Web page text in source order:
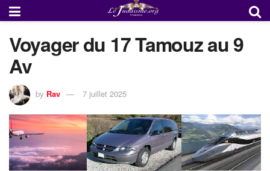
Voyager du 17 Tamouz au 9
Av
by Rav 7 juillet 2025